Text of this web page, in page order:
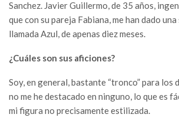
Sanchez. Javier Guillermo, de 35 años,
que con su pareja Fabiana, me han dado
llamada Azul, de apenas diez meses.
¿Cuáles son sus aficiones?
Soy, en general, bastante “tronco” para los
no me he destacado en ninguno, lo que es
mi figura no precisamente estilizada.